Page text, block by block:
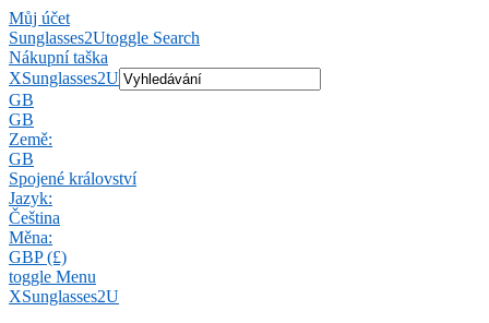
Můj účet
Sunglasses2Utoggle Search
Nákupní taška
XSunglasses2U
GB
GB
Země:
GB
Spojené království
Jazyk:
Čeština
Měna:
GBP (£)
toggle Menu
XSunglasses2U